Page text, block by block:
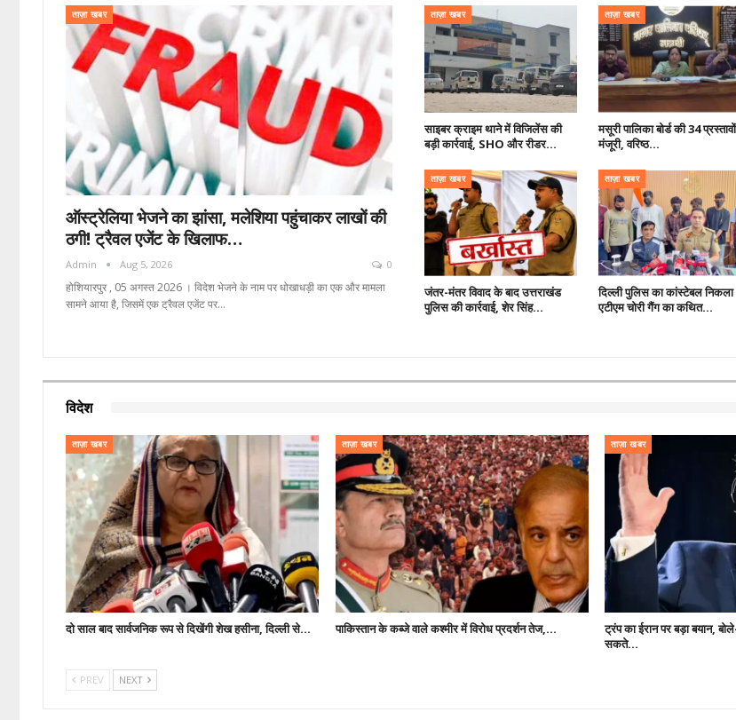
ताज़ा खबर
ऑस्ट्रेलिया भेजने का झांसा, मलेशिया पहुंचाकर लाखों की
ठगी! ट्रैवल एजेंट के खिलाफ…
Admin Aug 5, 2026 0
होशियारपुर , 05 अगस्त 2026 । विदेश भेजने के नाम पर धोखाधड़ी का एक और मामला
सामने आया है, जिसमें एक ट्रैवल एजेंट पर…
ताज़ा खबर
साइबर क्राइम थाने में विजिलेंस की
बड़ी कार्रवाई, SHO और रीडर…
ताज़ा खबर
मसूरी पालिका बोर्ड की 34
मंजूरी, वरिष्ठ…
ताज़ा खबर
जंतर-मंतर विवाद के बाद उत्तराखंड
पुलिस की कार्रवाई, शेर सिंह…
ताज़ा खबर
दिल्ली पुलिस का कांस्टेबल निकला
एटीएम चोरी गैंग का कथित…
विदेश
ताज़ा खबर
दो साल बाद सार्वजनिक रूप से दिखेंगी शेख हसीना, दिल्ली से…
ताज़ा खबर
पाकिस्तान के कब्जे वाले कश्मीर में विरोध प्रदर्शन तेज,…
ताज़ा खबर
ट्रंप का ईरान पर बड़ा बयान,
सकते…
PREV NEXT